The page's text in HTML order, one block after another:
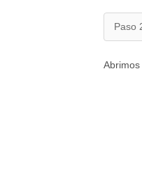
Paso
Abrimos